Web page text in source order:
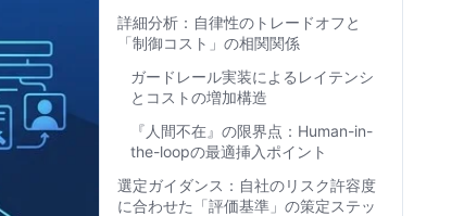
詳細分析：自律性のトレードオフと
「制御コスト」の相関関係
ガードレール実装によるレイテンシ
とコストの増加構造
『人間不在』の限界点：Human-in-
the-loopの最適挿入ポイント
選定ガイダンス：自社のリスク許容度
に合わせた「評価基準」の策定ステッ